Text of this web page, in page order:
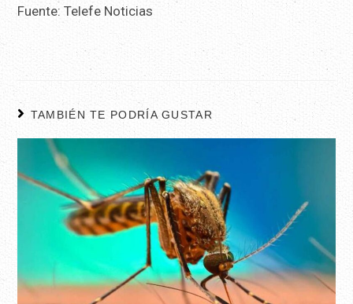
Fuente: Telefe Noticias
TAMBIÉN TE PODRÍA GUSTAR